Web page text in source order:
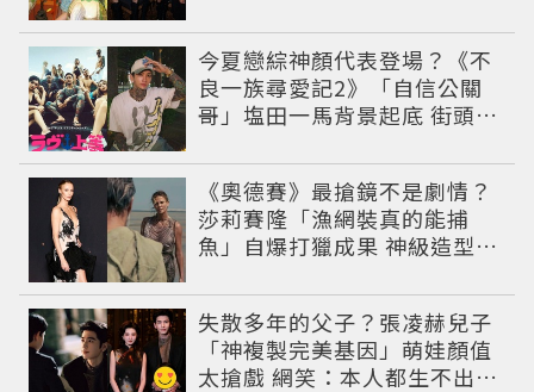
今夏戀綜神顏代表登場？《不
良一族尋愛記2》「自信公關
哥」塩田一馬背景起底 街頭辣
《奧德賽》最搶鏡不是劇情？
莎莉賽隆「漁網裝真的能捕
魚」自爆打獵成果 神級造型美
失散多年的父子？張凌赫兒子
「神複製完美基因」萌娃顏值
太搶戲 網笑：本人都生不出這